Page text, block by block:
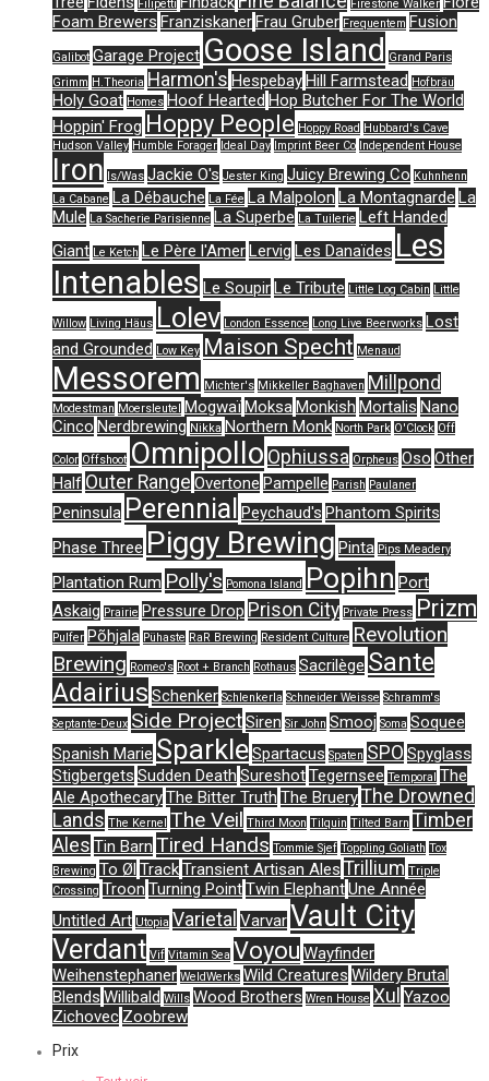
Filipetti Firestone Walker
Foam Brewers FranziskanerFrau Gruber Frequentem Fusion
Galibot Garage Project Goose Island
Grand Paris
Grimm H.Theoria Harmon's HespebayHill Farmstead Hofbräu
Holy Goat Homes Hoof Hearted Hop Butcher For The World
Hoppin' Frog Hoppy People Hoppy Road Hubbard's Cave
Hudson Valley Humble Forager Ideal Day Imprint Beer Co Independent House
Iron Is/Was Jackie O's Jester King Juicy Brewing Co Kuhnhenn
La Cabane La Débauche La Fée La Malpolon La Montagnarde La
Mule La Sacherie Parisienne La Superbe La Tuilerie Left Handed
Giant Le Ketch Le Père l'AmerLervig Les Danaïdes Les
Intenables Le SoupirLe Tribute Little Log Cabin Little
Willow Living Häus Lolev London Essence Long Live Beerworks Lost
and Grounded Low Key Maison Specht Menaud
Messorem Michter's Mikkeller Baghaven Millpond
Modestman Moersleutel MogwaïMoksaMonkish Mortalis Nano
Cinco Nerdbrewing Nikka Northern Monk North Park O'Clock Off
Color Offshoot Omnipollo Ophiussa Orpheus Oso Other
Half Outer Range Overtone Pampelle Parish Paulaner
Peninsula Perennial Peychaud's Phantom Spirits
Phase Three Piggy Brewing Pinta Pips Meadery
Plantation Rum Polly's Pomona Island Popihn Port
Askaig Prairie Pressure Drop Prison City Private Press Prizm
Pulfer Põhjala Pühaste RaR Brewing Resident Culture Revolution
Brewing Romeo's Root + Branch Rothaus Sacrilège Sante
Adairius Schenker Schlenkerla Schneider Weisse Schramm's
Septante-Deux Side ProjectSiren Sir John Smooj Soma Soquee
Spanish Marie SparkleSpartacus Spaten SPO Spyglass
Stigbergets Sudden Death SureshotTegernsee Temporal The
Ale ApothecaryThe Bitter Truth The BrueryThe Drowned
Lands The Kernel The Veil Third Moon Tilquin Tilted Barn Timber
Ales Tin Barn Tired Hands Tommie Sjef Toppling Goliath Tox
Brewing To Øl TrackTransient Artisan Ales Trillium Triple
Crossing Troon Turning PointTwin ElephantUne Année
Untitled Art Utopia Varietal VarvarVault City
Verdant Vif Vitamin Sea Voyou Wayfinder
Weihenstephaner WeldWerks Wild Creatures Wildery Brutal
Blends Willibald Wills Wood Brothers Wren House Xul Yazoo
Zichovec Zoobrew
Prix